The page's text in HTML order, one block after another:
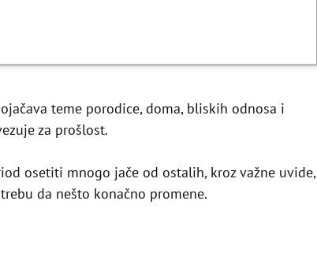
teme porodice, doma, bliskih odnosa i
za prošlost.
osetiti mnogo jače od ostalih, kroz važne uvide,
da nešto konačno promene.